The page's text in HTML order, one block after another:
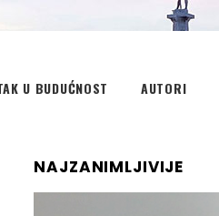
U BUDUĆNOST AUTORI
NAJZANIMLJIVIJE